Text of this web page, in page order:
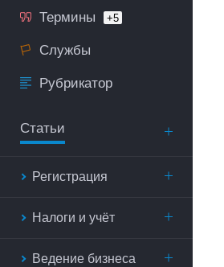
Термины +5
Службы
Рубрикатор
Статьи
Регистрация
Налоги и учёт
Ведение бизнеса